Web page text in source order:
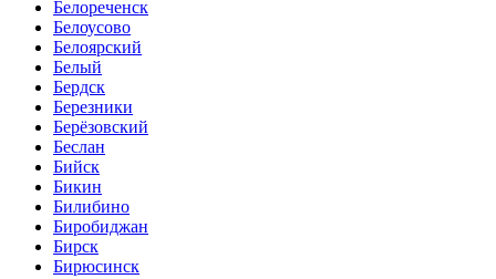
Белореченск
Белоусово
Белоярский
Белый
Бердск
Березники
Берёзовский
Беслан
Бийск
Бикин
Билибино
Биробиджан
Бирск
Бирюсинск